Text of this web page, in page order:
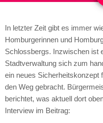
In letzter Zeit gibt es immer
Homburgerinnen und
Schlossbergs. Inzwischen ist
Stadtverwaltung sich zum
ein neues Sicherheitskonzept
den Weg gebracht.
berichtet, was aktuell dort
Interview im Beitrag: